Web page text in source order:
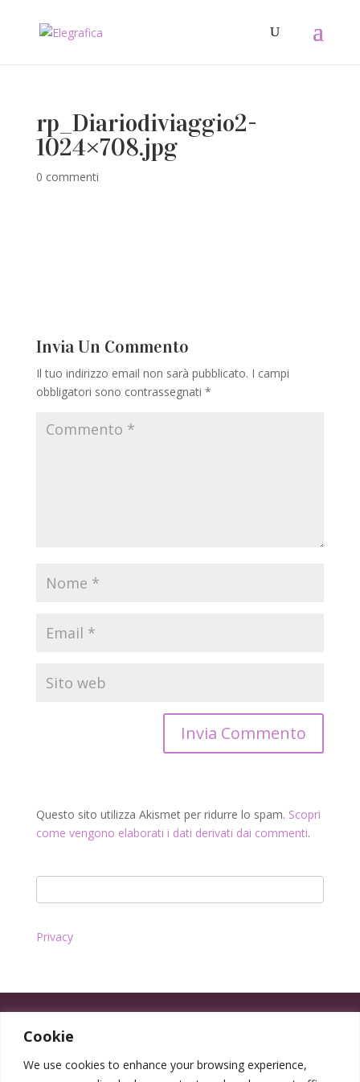
Cookie
We use cookies to enhance your browsing experience,
rp_Diariodiviaggio2-
1024×708.jpg
0 commenti
Invia Un Commento
Il tuo indirizzo email non sarà pubblicato. I campi
obbligatori sono contrassegnati *
Questo sito utilizza Akismet per ridurre lo spam. Scopri
come vengono elaborati i dati derivati dai commenti.
Privacy